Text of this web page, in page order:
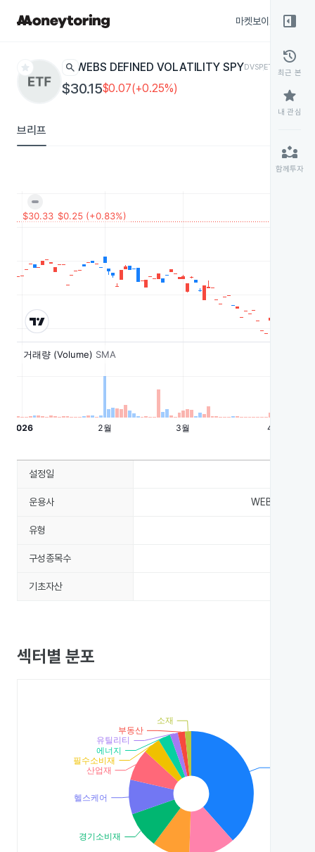
마켓보이스
star search WEBS DEFINED VOLATILITY SPYDVSPETF
$30.15$0.07(+0.25%)
브리프
right_panel_open
history
최근 본
star
내 관심
partner_exchange
함께투자